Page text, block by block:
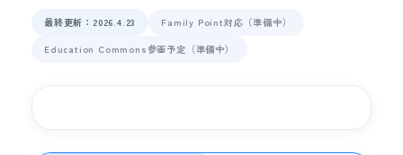
最終更新：2026.4.23
Family Point対応（準備中）
Education Commons参画予定（準備中）